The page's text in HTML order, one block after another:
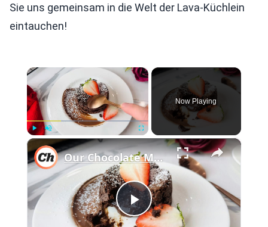
Sie uns gemeinsam in die Welt der Lava-Küchlein
eintauchen!
×
Unmute Fullscreen
Now Playing
×
Play
Our Chocolate Molten Lava Cake Is Absolutely Swoon-Worthy